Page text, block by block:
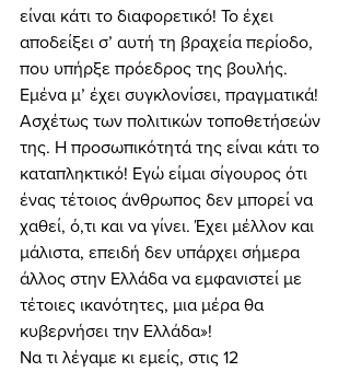
είναι κάτι το διαφορετικό! Το έχει
αποδείξει σ’ αυτή τη βραχεία περίοδο,
που υπήρξε πρόεδρος της βουλής.
Εμένα μ’ έχει συγκλονίσει, πραγματικά!
Ασχέτως των πολιτικών τοποθετήσεών
της. Η προσωπικότητά της είναι κάτι το
καταπληκτικό! Εγώ είμαι σίγουρος ότι
ένας τέτοιος άνθρωπος δεν μπορεί να
χαθεί, ό,τι και να γίνει. Έχει μέλλον και
μάλιστα, επειδή δεν υπάρχει σήμερα
άλλος στην Ελλάδα να εμφανιστεί με
τέτοιες ικανότητες, μια μέρα θα
κυβερνήσει την Ελλάδα»!
Να τι λέγαμε κι εμείς, στις 12